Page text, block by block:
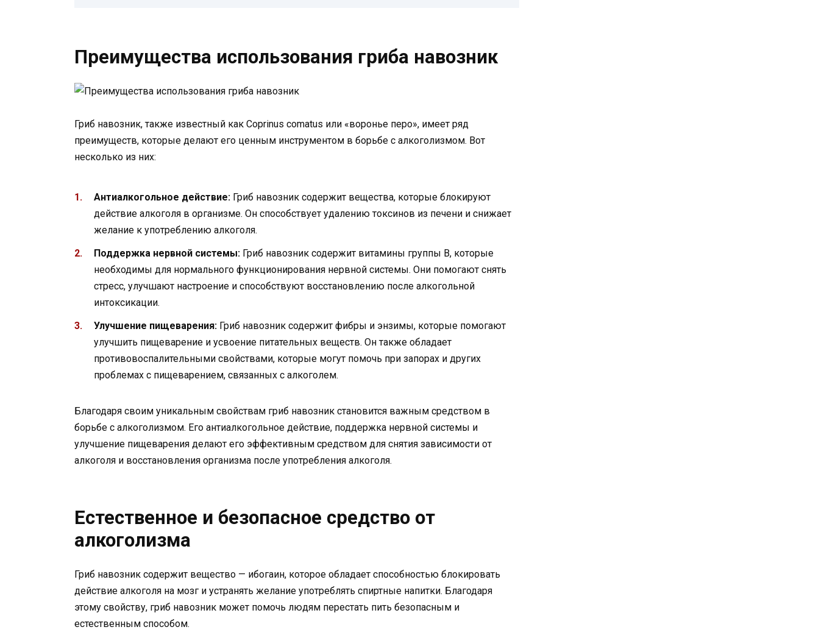
Преимущества использования гриба навозник
Гриб навозник, также известный как Coprinus comatus или «воронье перо», имеет ряд
преимуществ, которые делают его ценным инструментом в борьбе с алкоголизмом. Вот
несколько из них:
Антиалкогольное действие: Гриб навозник содержит вещества, которые блокируют
действие алкоголя в организме. Он способствует удалению токсинов из печени и снижает
желание к употреблению алкоголя.
Поддержка нервной системы: Гриб навозник содержит витамины группы В, которые
необходимы для нормального функционирования нервной системы. Они помогают снять
стресс, улучшают настроение и способствуют восстановлению после алкогольной
интоксикации.
Улучшение пищеварения: Гриб навозник содержит фибры и энзимы, которые помогают
улучшить пищеварение и усвоение питательных веществ. Он также обладает
противовоспалительными свойствами, которые могут помочь при запорах и других
проблемах с пищеварением, связанных с алкоголем.
Благодаря своим уникальным свойствам гриб навозник становится важным средством в
борьбе с алкоголизмом. Его антиалкогольное действие, поддержка нервной системы и
улучшение пищеварения делают его эффективным средством для снятия зависимости от
алкоголя и восстановления организма после употребления алкоголя.
Естественное и безопасное средство от
алкоголизма
Гриб навозник содержит вещество — ибогаин, которое обладает способностью блокировать
действие алкоголя на мозг и устранять желание употреблять спиртные напитки. Благодаря
этому свойству, гриб навозник может помочь людям перестать пить безопасным и
естественным способом.